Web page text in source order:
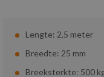
Lengte: 2,5 meter
Breedte: 25 mm
Breeksterkte: 500